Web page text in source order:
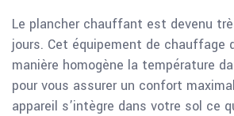
Le plancher chauffant est devenu
jours. Cet équipement de chauffage
manière homogène la température
pour vous assurer un confort
appareil s’intègre dans votre sol ce